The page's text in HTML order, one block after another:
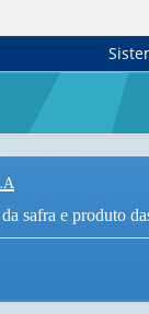
safra e produto